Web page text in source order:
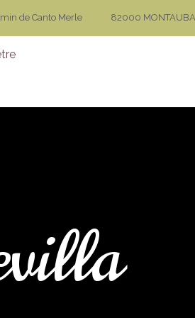
de Canto Merle 82000